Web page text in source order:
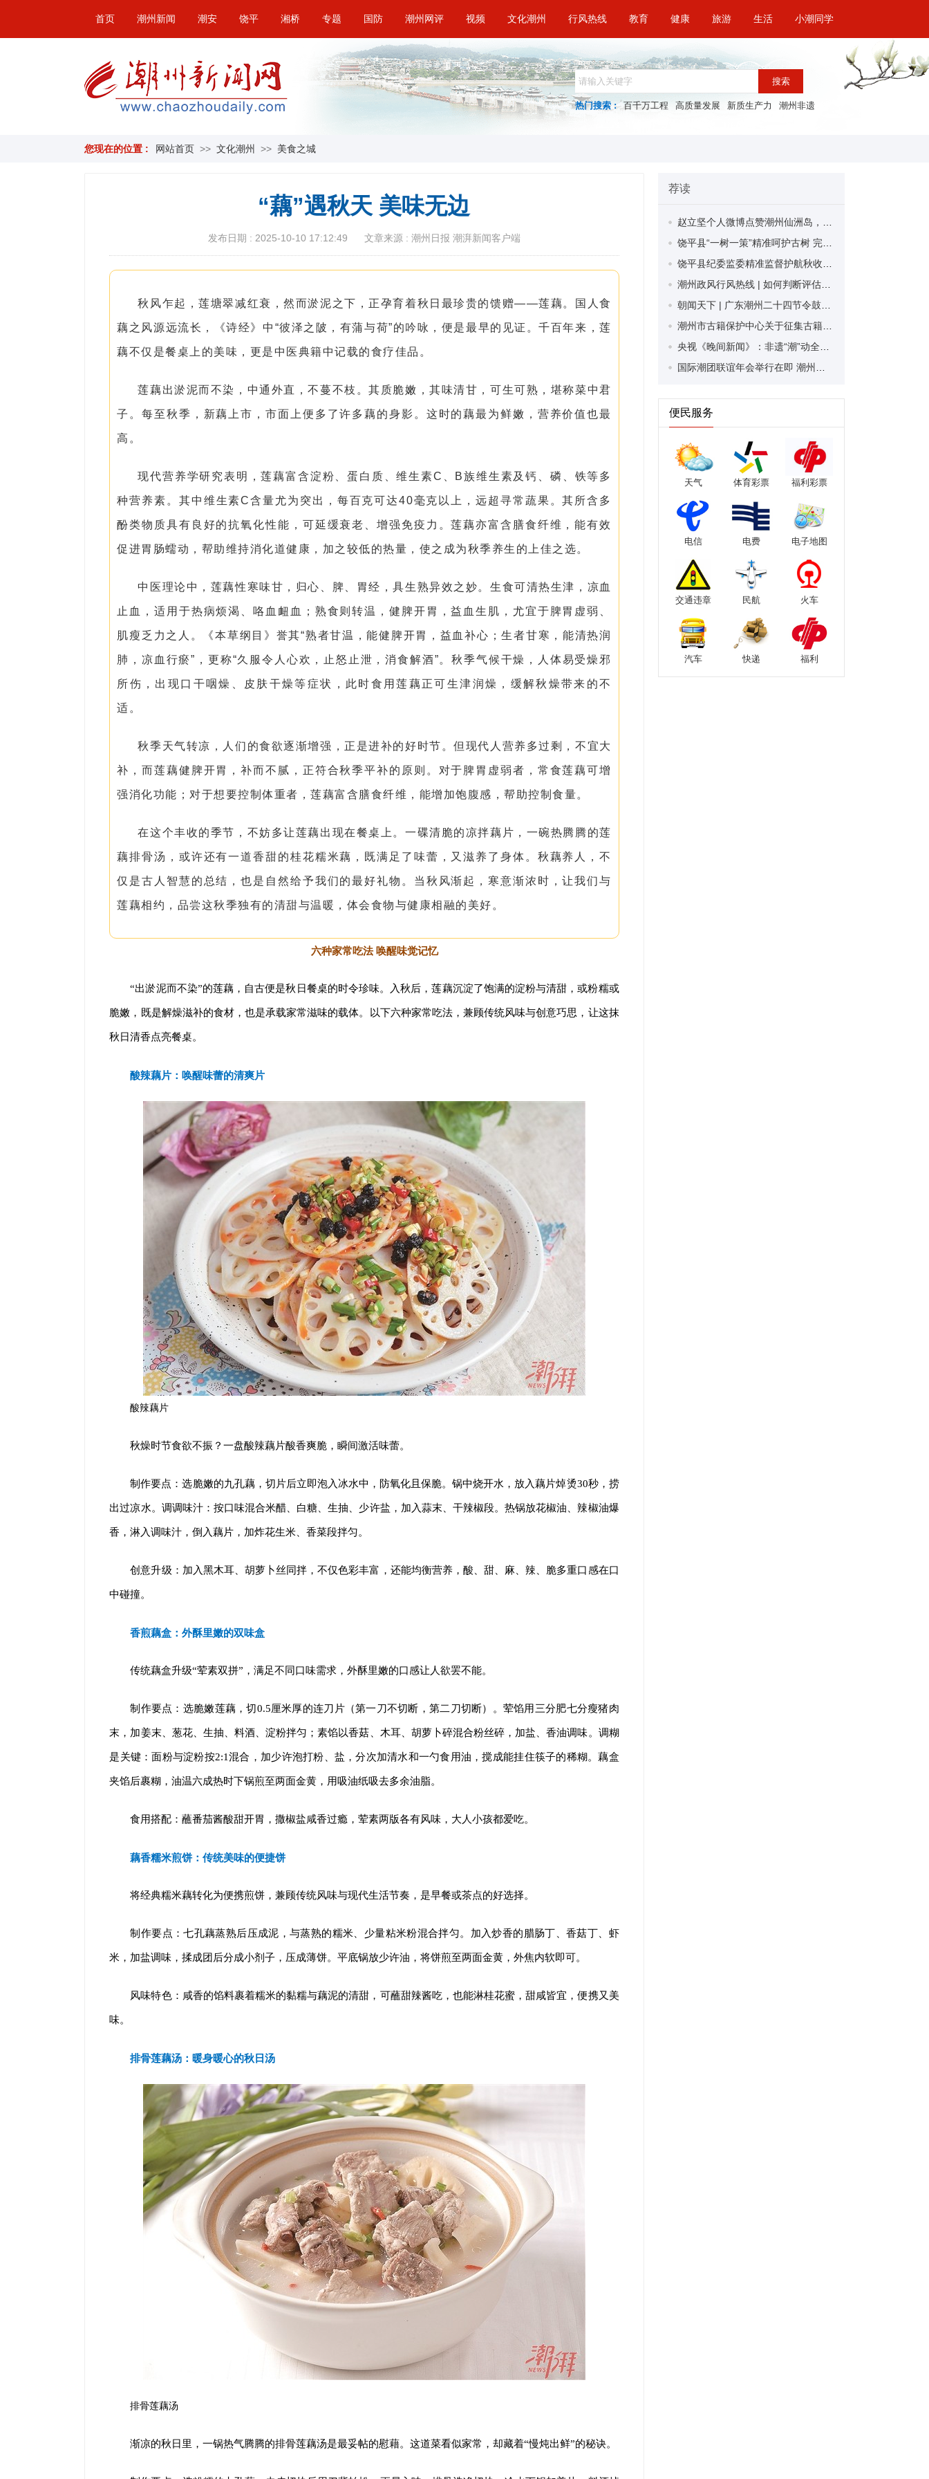
首页 潮州新闻 潮安 饶平 湘桥 专题 国防 潮州网评 视频 文化潮州 行风热线 教育 健康 旅游 生活 小潮同学
搜索
热门搜索 : 百千万工程 高质量发展 新质生产力 潮州非遗
您现在的位置 : 网站首页 >> 文化潮州 >> 美食之城
“藕”遇秋天 美味无边
发布日期 : 2025-10-10 17:12:49 文章来源 : 潮州日报 潮湃新闻客户端
秋风乍起，莲塘翠减红衰，然而淤泥之下，正孕育着秋日最珍贵的馈赠——莲藕。国人食
藕之风源远流长，《诗经》中“彼泽之陂，有蒲与荷”的吟咏，便是最早的见证。千百年来，莲
藕不仅是餐桌上的美味，更是中医典籍中记载的食疗佳品。
莲藕出淤泥而不染，中通外直，不蔓不枝。其质脆嫩，其味清甘，可生可熟，堪称菜中君
子。每至秋季，新藕上市，市面上便多了许多藕的身影。这时的藕最为鲜嫩，营养价值也最
高。
现代营养学研究表明，莲藕富含淀粉、蛋白质、维生素C、B族维生素及钙、磷、铁等多
种营养素。其中维生素C含量尤为突出，每百克可达40毫克以上，远超寻常蔬果。其所含多
酚类物质具有良好的抗氧化性能，可延缓衰老、增强免疫力。莲藕亦富含膳食纤维，能有效
促进胃肠蠕动，帮助维持消化道健康，加之较低的热量，使之成为秋季养生的上佳之选。
中医理论中，莲藕性寒味甘，归心、脾、胃经，具生熟异效之妙。生食可清热生津，凉血
止血，适用于热病烦渴、咯血衄血；熟食则转温，健脾开胃，益血生肌，尤宜于脾胃虚弱、
肌瘦乏力之人。《本草纲目》誉其“熟者甘温，能健脾开胃，益血补心；生者甘寒，能清热润
肺，凉血行瘀”，更称“久服令人心欢，止怒止泄，消食解酒”。秋季气候干燥，人体易受燥邪
所伤，出现口干咽燥、皮肤干燥等症状，此时食用莲藕正可生津润燥，缓解秋燥带来的不
适。
秋季天气转凉，人们的食欲逐渐增强，正是进补的好时节。但现代人营养多过剩，不宜大
补，而莲藕健脾开胃，补而不腻，正符合秋季平补的原则。对于脾胃虚弱者，常食莲藕可增
强消化功能；对于想要控制体重者，莲藕富含膳食纤维，能增加饱腹感，帮助控制食量。
在这个丰收的季节，不妨多让莲藕出现在餐桌上。一碟清脆的凉拌藕片，一碗热腾腾的莲
藕排骨汤，或许还有一道香甜的桂花糯米藕，既满足了味蕾，又滋养了身体。秋藕养人，不
仅是古人智慧的总结，也是自然给予我们的最好礼物。当秋风渐起，寒意渐浓时，让我们与
莲藕相约，品尝这秋季独有的清甜与温暖，体会食物与健康相融的美好。
六种家常吃法 唤醒味觉记忆
“出淤泥而不染”的莲藕，自古便是秋日餐桌的时令珍味。入秋后，莲藕沉淀了饱满的淀粉与清甜，或粉糯或
脆嫩，既是解燥滋补的食材，也是承载家常滋味的载体。以下六种家常吃法，兼顾传统风味与创意巧思，让这抹
秋日清香点亮餐桌。
酸辣藕片： 唤醒味蕾的清爽片
酸辣藕片
秋燥时节食欲不振？一盘酸辣藕片酸香爽脆，瞬间激活味蕾。
制作要点：选脆嫩的九孔藕，切片后立即泡入冰水中，防氧化且保脆。锅中烧开水，放入藕片焯烫30秒，捞
出过凉水。调调味汁：按口味混合米醋、白糖、生抽、少许盐，加入蒜末、干辣椒段。热锅放花椒油、辣椒油爆
香，淋入调味汁，倒入藕片，加炸花生米、香菜段拌匀。
创意升级：加入黑木耳、胡萝卜丝同拌，不仅色彩丰富，还能均衡营养，酸、甜、麻、辣、脆多重口感在口
中碰撞。
香煎藕盒：外酥里嫩的双味盒
传统藕盒升级“荤素双拼”，满足不同口味需求，外酥里嫩的口感让人欲罢不能。
制作要点：选脆嫩莲藕，切0.5厘米厚的连刀片（第一刀不切断，第二刀切断）。荤馅用三分肥七分瘦猪肉
末，加姜末、葱花、生抽、料酒、淀粉拌匀；素馅以香菇、木耳、胡萝卜碎混合粉丝碎，加盐、香油调味。调糊
是关键：面粉与淀粉按2:1混合，加少许泡打粉、盐，分次加清水和一勺食用油，搅成能挂住筷子的稀糊。藕盒
夹馅后裹糊，油温六成热时下锅煎至两面金黄，用吸油纸吸去多余油脂。
食用搭配：蘸番茄酱酸甜开胃，撒椒盐咸香过瘾，荤素两版各有风味，大人小孩都爱吃。
藕香糯米煎饼：传统美味的便捷饼
将经典糯米藕转化为便携煎饼，兼顾传统风味与现代生活节奏，是早餐或茶点的好选择。
制作要点：七孔藕蒸熟后压成泥，与蒸熟的糯米、少量粘米粉混合拌匀。加入炒香的腊肠丁、香菇丁、虾
米，加盐调味，揉成团后分成小剂子，压成薄饼。平底锅放少许油，将饼煎至两面金黄，外焦内软即可。
风味特色：咸香的馅料裹着糯米的黏糯与藕泥的清甜，可蘸甜辣酱吃，也能淋桂花蜜，甜咸皆宜，便携又美
味。
排骨莲藕汤： 暖身暖心的秋日汤
排骨莲藕汤
渐凉的秋日里，一锅热气腾腾的排骨莲藕汤是最妥帖的慰藉。这道菜看似家常，却藏着“慢炖出鲜”的秘诀。
荐读
便民服务
天气 体育彩票 福利彩票
电信 电费 电子地图
交通违章 民航 火车
汽车 快递 福利